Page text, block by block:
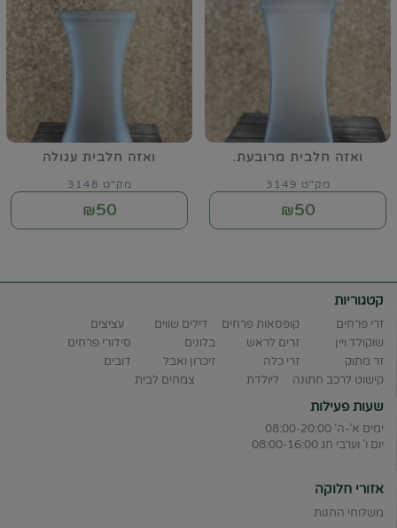
ואזה חלבית מרובעת.
מק"ט 3149
₪50
ואזה חלבית עגולה
מק"ט 3148
₪50
קטגוריות
זרי פרחים קופסאות פרחים דילים שווים
עציצים
שוקולד ויין
זרים לראש בלונים
סידורי פרחים
זר מתוק
זרי כלה זיכרון ואבל
דובים
קישוט לרכב חתונה
ליולדת צמחים לבית
שעות פעילות
ימים א'-ה' 08:00-20:00
יום ו' וערבי חג 08:00-16:00
אזורי חלוקה
משלוחי החנות